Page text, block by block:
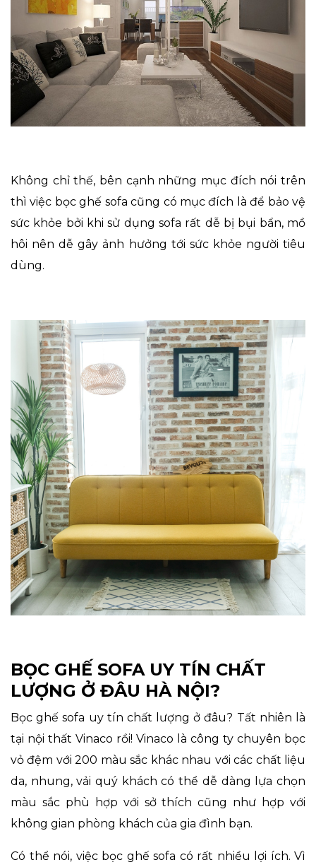
Không chỉ thế, bên cạnh những mục đích nói trên
thì việc bọc ghế sofa cũng có mục đích là để bảo vệ
sức khỏe bởi khi sử dụng sofa rất dễ bị bụi bẩn, mồ
hôi nên dễ gây ảnh hưởng tới sức khỏe người tiêu
dùng.
BỌC GHẾ SOFA UY TÍN CHẤT
LƯỢNG Ở ĐÂU HÀ NỘI?
Bọc ghế sofa uy tín chất lượng ở đâu? Tất nhiên là
tại nội thất Vinaco rồi! Vinaco là công ty chuyên bọc
vỏ đệm với 200 màu sắc khác nhau với các chất liệu
da, nhung, vải quý khách có thể dễ dàng lựa chọn
màu sắc phù hợp với sở thích cũng như hợp với
không gian phòng khách của gia đình bạn.
Có thể nói, việc bọc ghế sofa có rất nhiều lợi ích. Vì